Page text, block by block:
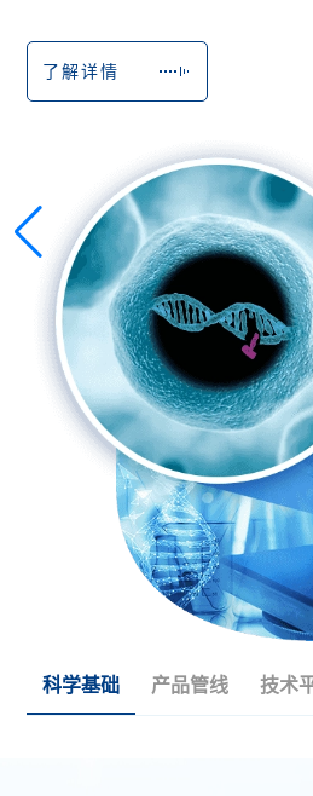
了解详情
科学基础 产品管线 技术